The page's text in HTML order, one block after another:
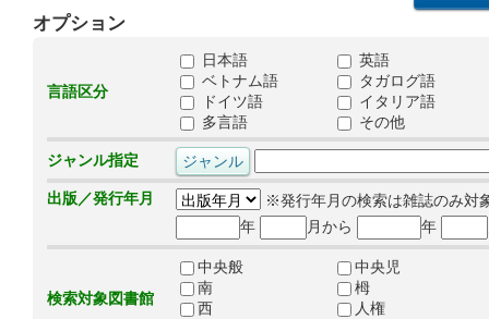
オプション
言語区分
日本語
英語
ベトナム語
タガログ語
ドイツ語
イタリア語
多言語
その他
ジャンル指定
出版／発行年月
※発行年月の検索は雑誌のみ対
年
月から 年
検索対象図書館
中央般
中央児
南
栂
西
人権